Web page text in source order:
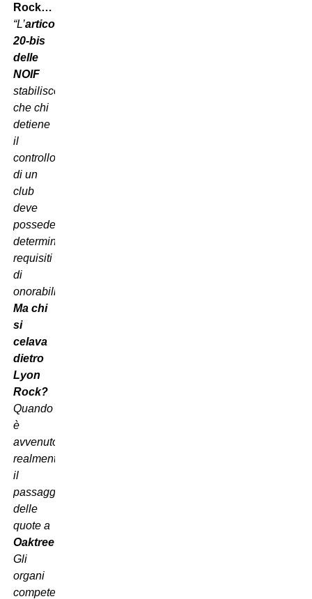
Rock…
“L’articolo
20-bis
delle
NOIF
stabilisce
che chi
detiene
il
controllo
di un
club
deve
possedere
determinati
requisiti
di
onorabilità.
Ma chi
si
celava
dietro
Lyon
Rock?
Quando
è
avvenuto
realmente
il
passaggio
delle
quote a
Oaktree?
Gli
organi
competenti